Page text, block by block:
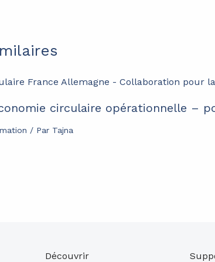
circulaire opérationnelle –
/ Par Tajna
Découvrir